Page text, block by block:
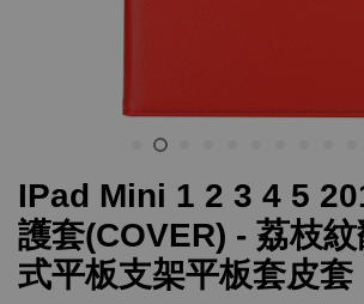
IPad Mini 1 2 3 4 5
護套(COVER) - 荔枝
式平板支架平板套皮套